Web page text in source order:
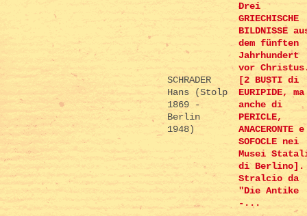
SCHRADER
Hans (Stolp
1869 -
Berlin
1948)
Drei
GRIECHISCHE
BILDNISSE
dem fünften
Jahrhundert
vor
[2 BUSTI di
EURIPIDE, ma
anche di
PERICLE,
ANACERONTE e
SOFOCLE nei
Musei
di Berlino].
Stralcio da
"Die Antike
-...